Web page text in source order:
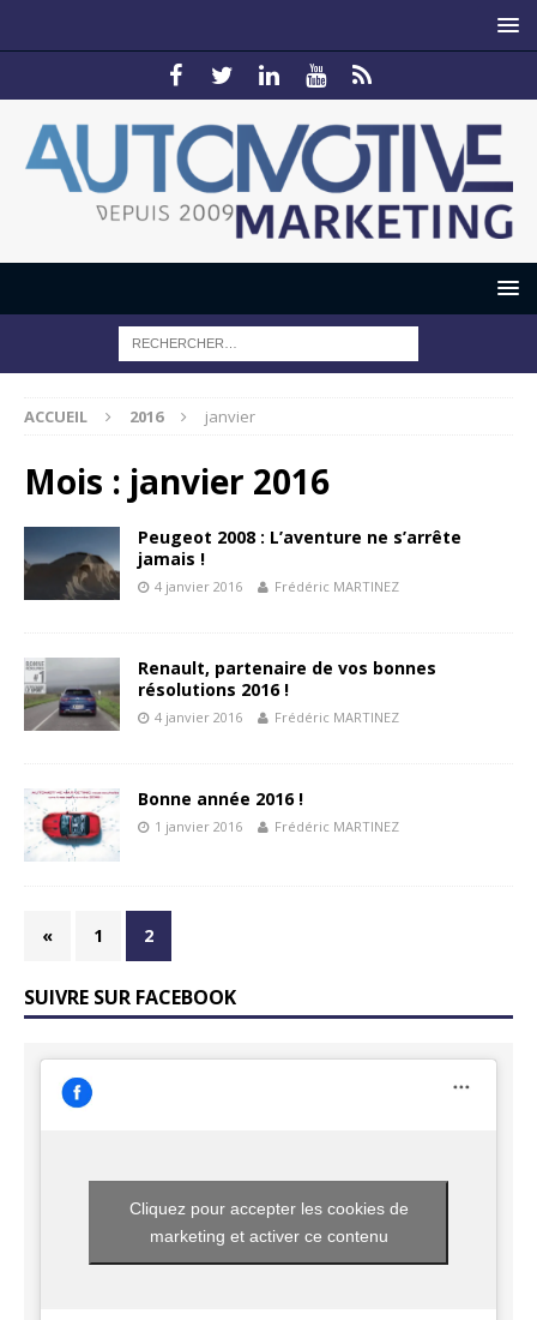
ACCUEIL 2016 janvier
Mois : janvier 2016
Peugeot 2008 : L’aventure ne s’arrête
jamais !
4 janvier 2016 Frédéric MARTINEZ
Renault, partenaire de vos bonnes
résolutions 2016 !
4 janvier 2016 Frédéric MARTINEZ
Bonne année 2016 !
1 janvier 2016 Frédéric MARTINEZ
« 1 2
SUIVRE SUR FACEBOOK
Cliquez pour accepter les cookies de
marketing et activer ce contenu